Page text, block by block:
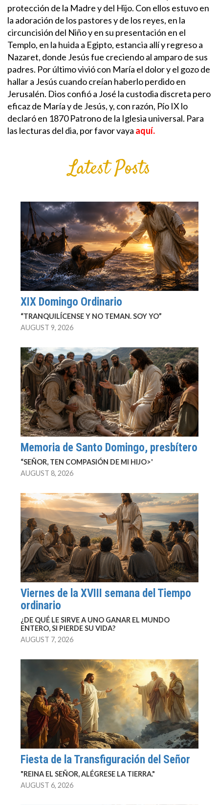
protección de la Madre y del Hijo. Con ellos estuvo en
la adoración de los pastores y de los reyes, en la
circuncisión del Niño y en su presentación en el
Templo, en la huida a Egipto, estancia allí y regreso a
Nazaret, donde Jesús fue creciendo al amparo de sus
padres. Por último vivió con María el dolor y el gozo de
hallar a Jesús cuando creían haberlo perdido en
Jerusalén. Dios confió a José la custodia discreta pero
eficaz de María y de Jesús, y, con razón, Pío IX lo
declaró en 1870 Patrono de la Iglesia universal. Para
las lecturas del dia, por favor vaya aquí.
Latest Posts
XIX Domingo Ordinario
“TRANQUILÍCENSE Y NO TEMAN. SOY YO”
AUGUST 9, 2026
Memoria de Santo Domingo, presbítero
“SEÑOR, TEN COMPASIÓN DE MI HIJO>'
AUGUST 8, 2026
Viernes de la XVIII semana del Tiempo
ordinario
¿DE QUÉ LE SIRVE A UNO GANAR EL MUNDO
ENTERO, SI PIERDE SU VIDA?
AUGUST 7, 2026
Fiesta de la Transfiguración del Señor
"REINA EL SEÑOR, ALÉGRESE LA TIERRA."
AUGUST 6, 2026